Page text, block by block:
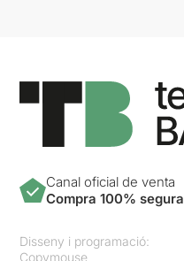
Canal oficial de venta
Compra 100% segura
Disseny i programació:
Copymouse